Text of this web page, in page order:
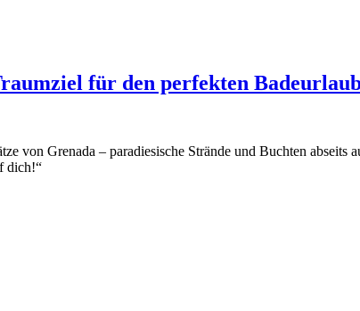
für den perfekten
von Grenada – paradiesische Strände und Buchten abseits
dich!“